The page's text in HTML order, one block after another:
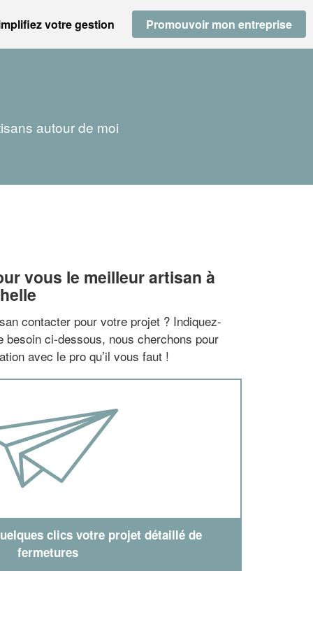
votre gestion Promouvoir mon entreprise
autour de moi
vous le meilleur artisan à
contacter pour votre projet ? Indiquez-
besoin ci-dessous, nous cherchons pour
avec le pro qu’il vous faut !
clics votre projet détaillé de
fermetures